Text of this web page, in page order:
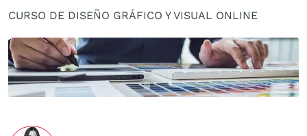
CURSO DE DISEÑO GRÁFICO Y VISUAL ONLINE